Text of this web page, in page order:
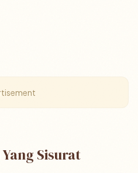
Sisurat